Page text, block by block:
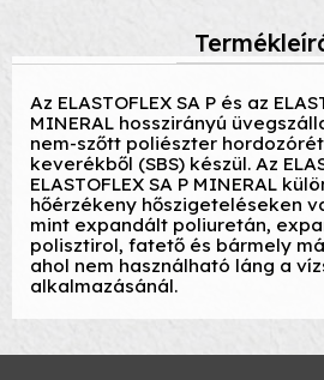
Az ELASTOFLEX SA P és az
MINERAL hosszirányú
nem-szőtt poliészter
keverékből (SBS) készül. Az
ELASTOFLEX SA P MINERAL
hőérzékeny hőszigeteléseken
mint expandált poliuretán,
polisztirol, fatető és bármely
ahol nem használható láng a
alkalmazásánál.